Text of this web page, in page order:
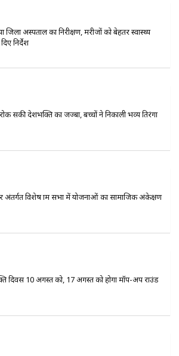
अस्पताल का निरीक्षण, मरीजों को बेहतर स्वास्थ्य
निर्देश
सकी देशभक्ति का जज्बा, बच्चों ने निकाली भव्य तिरंगा
अंतर्गत विशेष ग्राम सभा में योजनाओं का सामाजिक अंकेक्षण
दिवस 10 अगस्त को, 17 अगस्त को होगा मॉप-अप राउंड